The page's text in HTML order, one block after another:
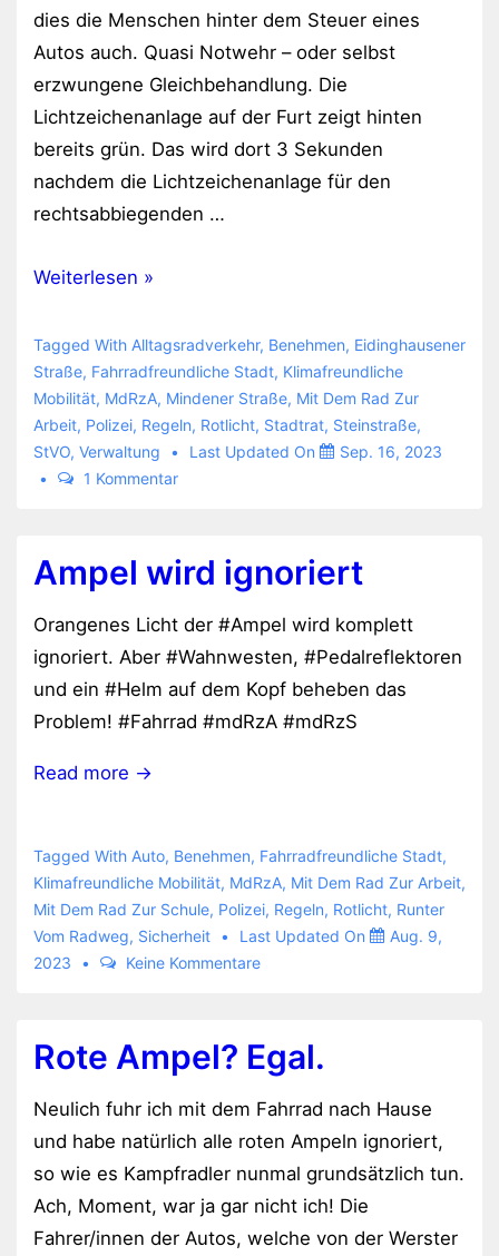
dies die Menschen hinter dem Steuer eines
Autos auch. Quasi Notwehr – oder selbst
erzwungene Gleichbehandlung. Die
Lichtzeichenanlage auf der Furt zeigt hinten
bereits grün. Das wird dort 3 Sekunden
nachdem die Lichtzeichenanlage für den
rechtsabbiegenden …
Wahrscheinlich
ignoriert
Weiterlesen »
Tagged With Alltagsradverkehr, Benehmen, Eidinghausener
Straße, Fahrradfreundliche Stadt, Klimafreundliche
Mobilität, MdRzA, Mindener Straße, Mit Dem Rad Zur
Arbeit, Polizei, Regeln, Rotlicht, Stadtrat, Steinstraße,
StVO, Verwaltung Last Updated On
Sep. 16, 2023
1 Kommentar
Ampel wird ignoriert
Orangenes Licht der #Ampel wird komplett
ignoriert. Aber #Wahnwesten, #Pedalreflektoren
und ein #Helm auf dem Kopf beheben das
Problem! #Fahrrad #mdRzA #mdRzS
Read more →
Tagged With Auto, Benehmen, Fahrradfreundliche Stadt,
Klimafreundliche Mobilität, MdRzA, Mit Dem Rad Zur Arbeit,
Mit Dem Rad Zur Schule, Polizei, Regeln, Rotlicht, Runter
Vom Radweg, Sicherheit Last Updated On
Aug. 9,
2023
Keine Kommentare
Rote Ampel? Egal.
Neulich fuhr ich mit dem Fahrrad nach Hause
und habe natürlich alle roten Ampeln ignoriert,
so wie es Kampfradler nunmal grundsätzlich tun.
Ach, Moment, war ja gar nicht ich! Die
Fahrer/innen der Autos, welche von der Werster